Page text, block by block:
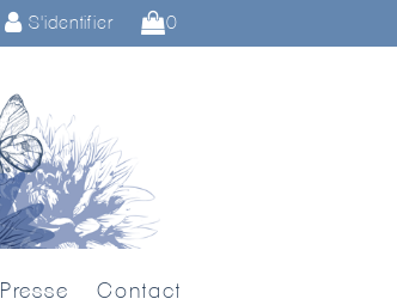
S'identifier 0
Presse Contact